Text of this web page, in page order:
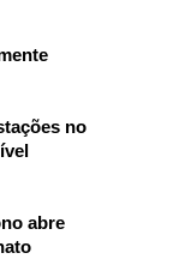
no
abre